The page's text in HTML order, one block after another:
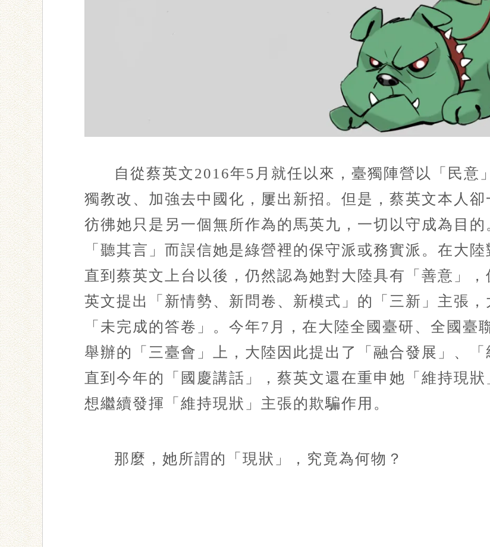
自從蔡英文2016年5月就任以來，臺獨陣營以「民意
獨教改、加強去中國化，屢出新招。但是，蔡英文本人卻
彷彿她只是另一個無所作為的馬英九，一切以守成為目
「聽其言」而誤信她是綠營裡的保守派或務實派。在大
直到蔡英文上台以後，仍然認為她對大陸具有「善意」
英文提出「新情勢、新問卷、新模式」的「三新」主張
「未完成的答卷」。今年7月，在大陸全國臺研、全國臺
舉辦的「三臺會」上，大陸因此提出了「融合發展」、「
直到今年的「國慶講話」，蔡英文還在重申她「維持現
想繼續發揮「維持現狀」主張的欺騙作用。
那麼，她所謂的「現狀」，究竟為何物？